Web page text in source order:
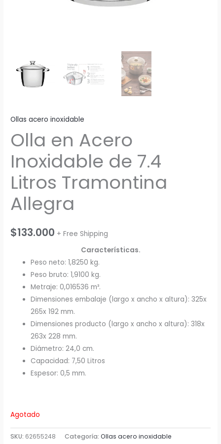
Ollas acero inoxidable
Olla en Acero
Inoxidable de 7.4
Litros Tramontina
Allegra
$133.000 + Free Shipping
Características.
Peso neto: 1,8250 kg.
Peso bruto: 1,9100 kg.
Metraje: 0,016536 m³.
Dimensiones embalaje (largo x ancho x altura): 325x
265x 192 mm.
Dimensiones producto (largo x ancho x altura): 318x
263x 228 mm.
Diámetro: 24,0 cm.
Capacidad: 7,50 Litros
Espesor: 0,5 mm.
Agotado
SKU: 62655248 Categoría:Ollas acero inoxidable